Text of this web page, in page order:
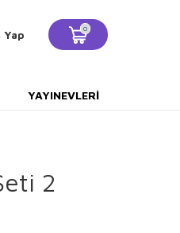
Yap 0
YAYINEVLERI
2